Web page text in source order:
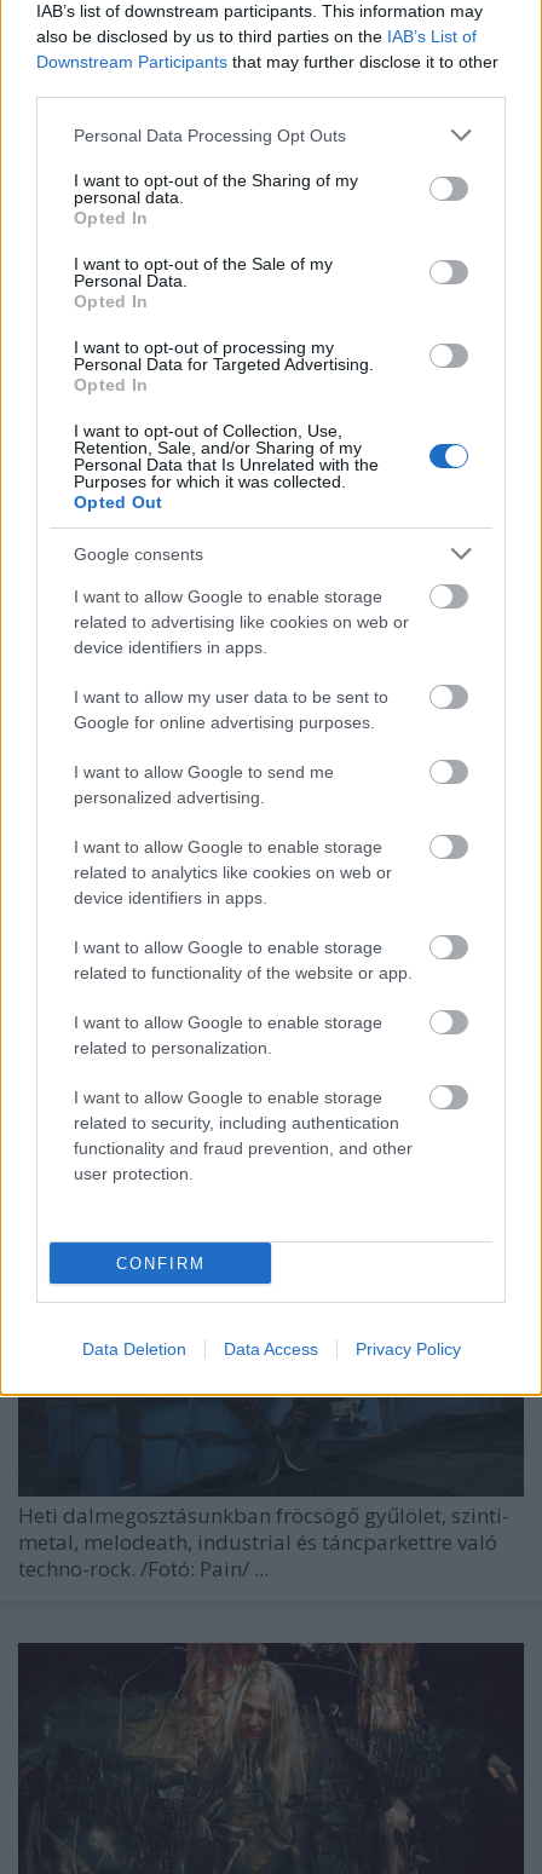
IAB’s list of downstream participants. This information may
also be disclosed by us to third parties on the IAB’s List of
Downstream Participants that may further disclose it to other
Please note that this website/app uses one or more Google
not limited to your visit or usage behaviour. You may click to
grant or deny consent to Google and its third-party tags to
use your data for below specified purposes in below Google
consent section.
Personal Data Processing Opt Outs
I want to opt-out of the Sharing of my
personal data.
Opted In
I want to opt-out of the Sale of my
Personal Data.
Opted In
I want to opt-out of processing my
Personal Data for Targeted Advertising.
Opted In
I want to opt-out of Collection, Use,
Retention, Sale, and/or Sharing of my
Personal Data that Is Unrelated with the
Purposes for which it was collected.
Opted Out
Google consents
I want to allow Google to enable storage
related to advertising like cookies on web or
device identifiers in apps.
I want to allow my user data to be sent to
Google for online advertising purposes.
I want to allow Google to send me
personalized advertising.
I want to allow Google to enable storage
related to analytics like cookies on web or
device identifiers in apps.
I want to allow Google to enable storage
related to functionality of the website or app.
I want to allow Google to enable storage
related to personalization.
I want to allow Google to enable storage
related to security, including authentication
functionality and fraud prevention, and other
user protection.
CONFIRM
Data Deletion Data Access Privacy Policy
Pain új klipje
theshattered•2024. április 15.
Friss dalt és videót szállított az
albumához aPain. A
című szám
klipje egy anime sztorit göngyölít fel annak minden
Adj egy ötöst! - A hét 5 új rock/metal
dala 2024/Vol10.
sunthatneversets•2024. március 10.
Heti dalmegosztásunkban fröcsögő gyűlölet, szinti-
metal, melodeath, industrial és táncparkettre való
techno-rock. /Fotó: Pain/ ...